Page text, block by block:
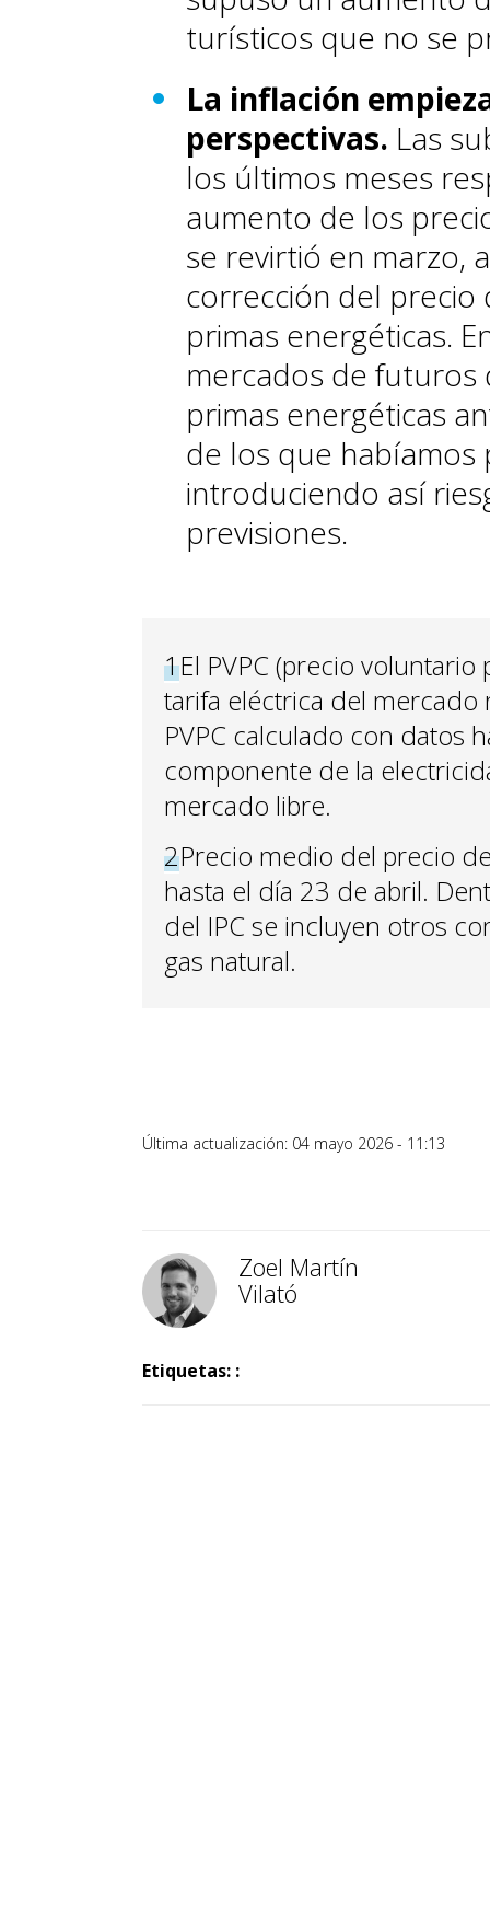
turísticos que no se
La inflación
perspectivas. Las
los últimos meses
aumento de los
se revirtió en marzo,
corrección del precio
primas energéticas.
mercados de futuros
primas energéticas
de los que
introduciendo así
previsiones.
1El PVPC (precio
tarifa eléctrica del
PVPC calculado con datos
componente de la
mercado libre.
2Precio medio del precio
hasta el día 23 de abril.
del IPC se incluyen otros
gas natural.
Última actualización: 04 mayo 2026 - 11:13
Zoel Martín
Vilató
Etiquetas: